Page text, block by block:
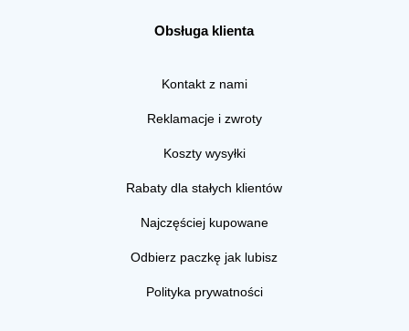
Obsługa klienta
Kontakt z nami
Reklamacje i zwroty
Koszty wysyłki
Rabaty dla stałych klientów
Najczęściej kupowane
Odbierz paczkę jak lubisz
Polityka prywatności